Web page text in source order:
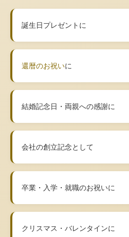
誕生日プレゼントに
還暦のお祝いに
結婚記念日・両親への感謝に
会社の創立記念として
卒業・入学・就職のお祝いに
クリスマス・バレンタインに